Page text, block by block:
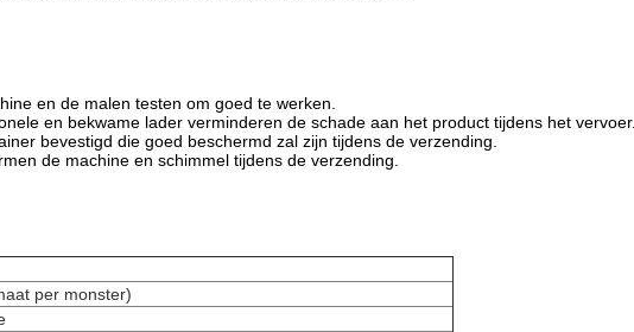
en de malen testen om goed te werken.
en bekwame lader verminderen de schade aan het product tijdens het vervoer.
bevestigd die goed beschermd zal zijn tijdens de verzending.
de machine en schimmel tijdens de verzending.
per monster)